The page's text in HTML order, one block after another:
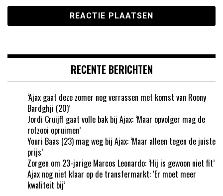
RECENTE BERICHTEN
‘Ajax gaat deze zomer nog verrassen met komst van Roony
Bardghji (20)’
Jordi Cruijff gaat volle bak bij Ajax: ‘Maar opvolger mag de
rotzooi opruimen’
Youri Baas (23) mag weg bij Ajax: ‘Maar alleen tegen de juiste
prijs’
Zorgen om 23-jarige Marcos Leonardo: ‘Hij is gewoon niet fit’
Ajax nog niet klaar op de transfermarkt: ‘Er moet meer
kwaliteit bij’